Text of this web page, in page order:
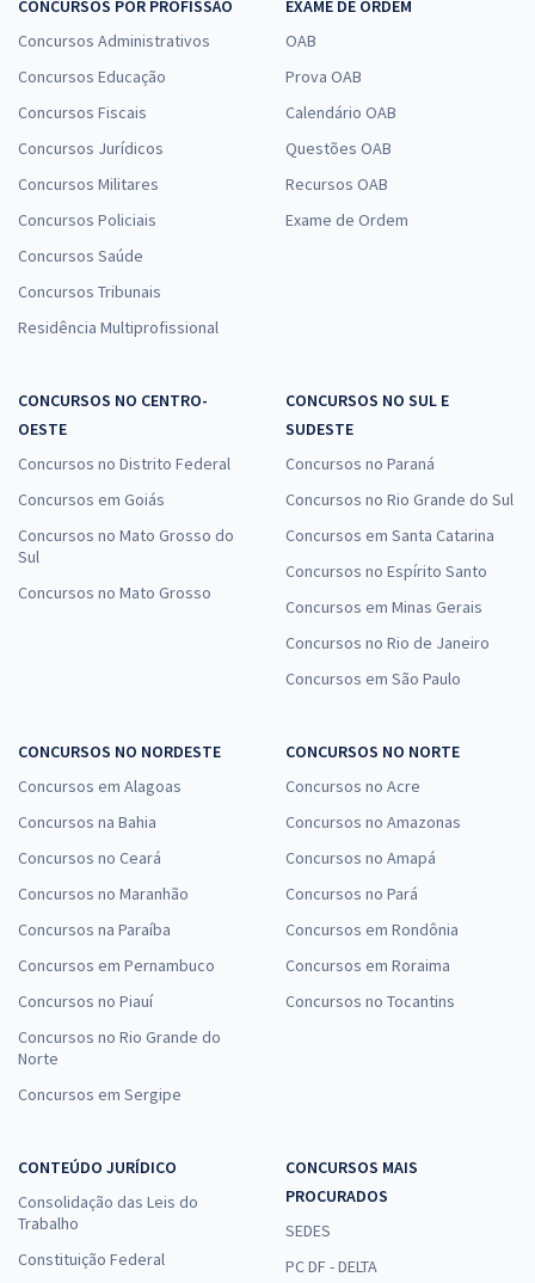
CONCURSOS POR PROFISSÃO
Concursos Administrativos
Concursos Educação
Concursos Fiscais
Concursos Jurídicos
Concursos Militares
Concursos Policiais
Concursos Saúde
Concursos Tribunais
Residência Multiprofissional
EXAME DE ORDEM
OAB
Prova OAB
Calendário OAB
Questões OAB
Recursos OAB
Exame de Ordem
CONCURSOS NO CENTRO-
OESTE
Concursos no Distrito Federal
Concursos em Goiás
Concursos no Mato Grosso do
Sul
Concursos no Mato Grosso
CONCURSOS NO SUL E
SUDESTE
Concursos no Paraná
Concursos no Rio Grande do Sul
Concursos em Santa Catarina
Concursos no Espírito Santo
Concursos em Minas Gerais
Concursos no Rio de Janeiro
Concursos em São Paulo
CONCURSOS NO NORDESTE
Concursos em Alagoas
Concursos na Bahia
Concursos no Ceará
Concursos no Maranhão
Concursos na Paraíba
Concursos em Pernambuco
Concursos no Piauí
Concursos no Rio Grande do
Norte
Concursos em Sergipe
CONCURSOS NO NORTE
Concursos no Acre
Concursos no Amazonas
Concursos no Amapá
Concursos no Pará
Concursos em Rondônia
Concursos em Roraima
Concursos no Tocantins
CONTEÚDO JURÍDICO
Consolidação das Leis do
Trabalho
Constituição Federal
CONCURSOS MAIS
PROCURADOS
SEDES
PC DF - DELTA